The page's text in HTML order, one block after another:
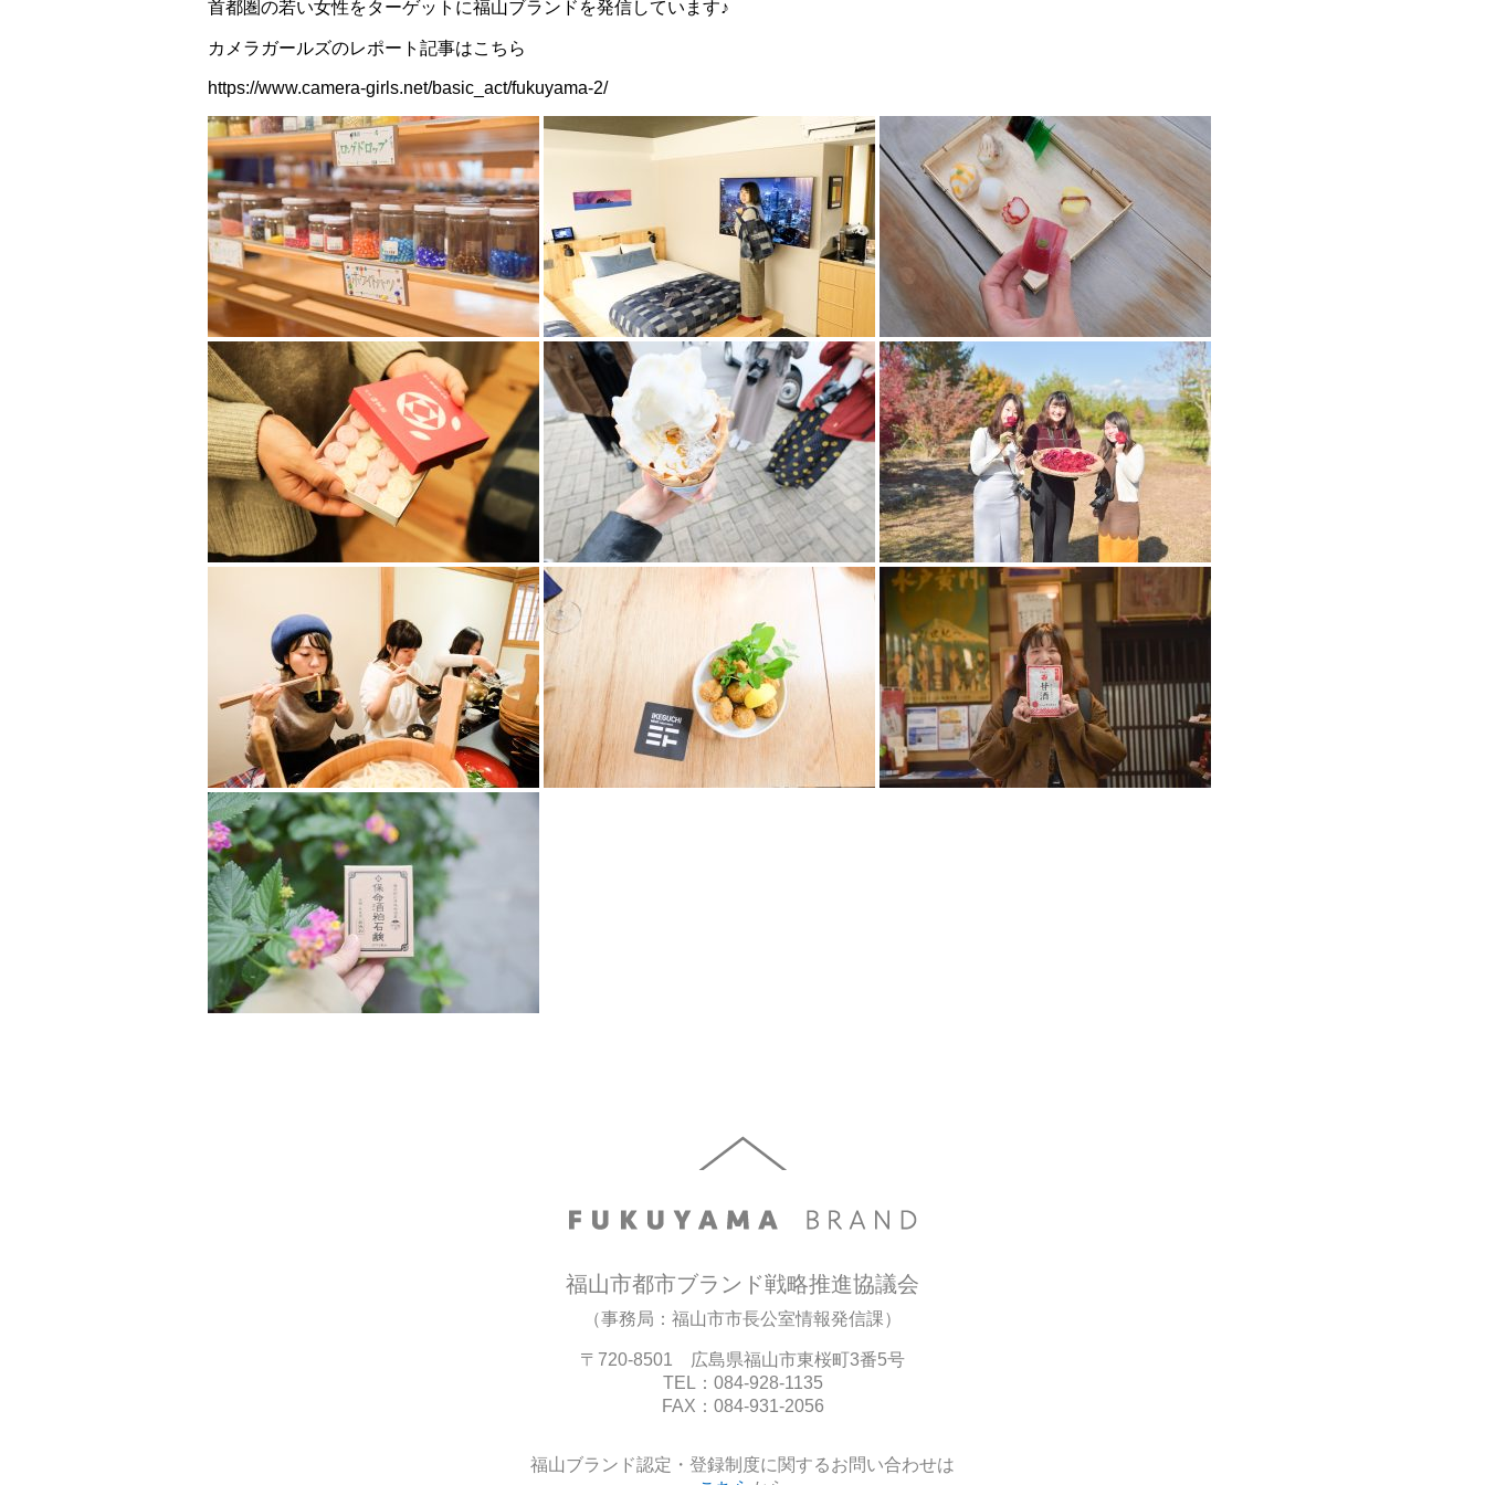
首都圏の若い女性をターゲットに福山ブランドを発信しています♪
カメラガールズのレポート記事はこちら
https://www.camera-girls.net/basic_act/fukuyama-2/
福山市都市ブランド戦略推進協議会
（事務局：福山市市長公室情報発信課）
〒720-8501 広島県福山市東桜町3番5号
TEL：084-928-1135
FAX：084-931-2056
福山ブランド認定・登録制度に関するお問い合わせは